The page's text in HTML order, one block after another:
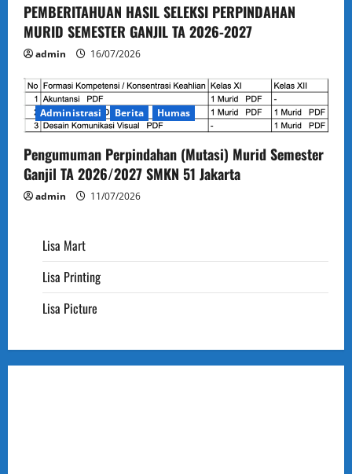
PEMBERITAHUAN HASIL SELEKSI PERPINDAHAN
MURID SEMESTER GANJIL TA 2026-2027
admin 16/07/2026
Administrasi Berita Humas
Pengumuman Perpindahan (Mutasi) Murid Semester
Ganjil TA 2026/2027 SMKN 51 Jakarta
admin 11/07/2026
Lisa Mart
Lisa Printing
Lisa Picture